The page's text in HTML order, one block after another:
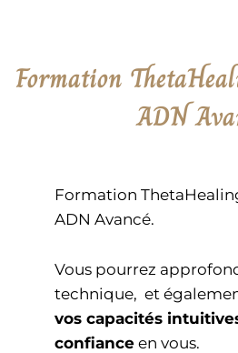
Formation
ADN
Formation
ADN Avancé.
Vous pourrez
technique, et
vos capacités
confiance en vous.